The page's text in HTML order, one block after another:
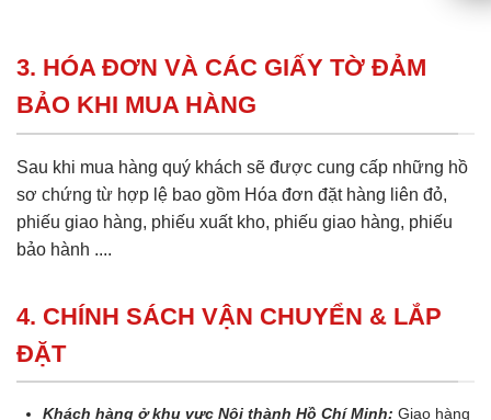
3. HÓA ĐƠN VÀ CÁC GIẤY TỜ ĐẢM
BẢO KHI MUA HÀNG
Sau khi mua hàng quý khách sẽ được cung cấp những hồ
sơ chứng từ hợp lệ bao gồm Hóa đơn đặt hàng liên đỏ,
phiếu giao hàng, phiếu xuất kho, phiếu giao hàng, phiếu
bảo hành ....
4. CHÍNH SÁCH VẬN CHUYỂN & LẮP
ĐẶT
Khách hàng ở khu vực Nội thành Hồ Chí Minh: Giao hàng